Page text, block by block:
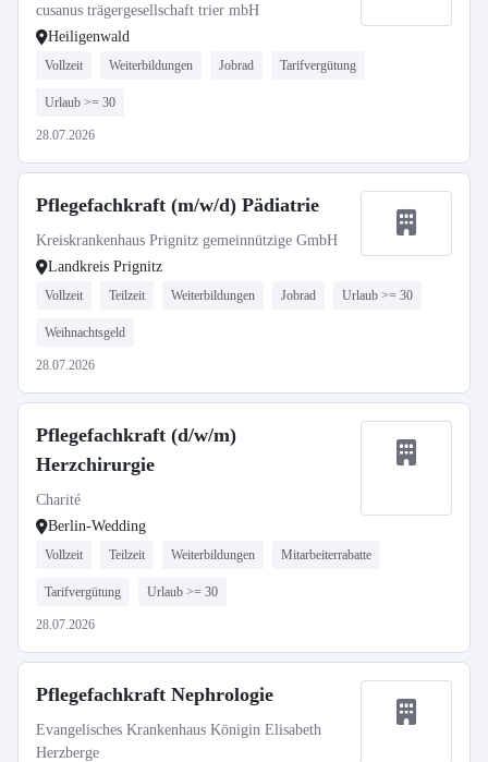
cusanus trägergesellschaft trier mbH
Heiligenwald
Vollzeit Weiterbildungen Jobrad Tarifvergütung
Urlaub >= 30
28.07.2026
Pflegefachkraft (m/w/d) Pädiatrie
Kreiskrankenhaus Prignitz gemeinnützige GmbH
Landkreis Prignitz
Vollzeit Teilzeit Weiterbildungen Jobrad Urlaub >= 30
Weihnachtsgeld
28.07.2026
Pflegefachkraft (d/w/m)
Herzchirurgie
Charité
Berlin-Wedding
Vollzeit Teilzeit Weiterbildungen Mitarbeiterrabatte
Tarifvergütung Urlaub >= 30
28.07.2026
Pflegefachkraft Nephrologie
Evangelisches Krankenhaus Königin Elisabeth
Herzberge